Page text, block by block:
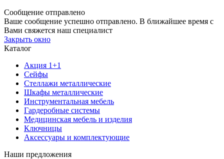
Сообщение отправлено
Ваше сообщение успешно отправлено. В ближайшее время с
Вами свяжется наш специалист
Закрыть окно
Каталог
Акция 1+1
Сейфы
Стеллажи металлические
Шкафы металлические
Инструментальная мебель
Гардеробные системы
Медицинская мебель и изделия
Ключницы
Аксессуары и комплектующие
Наши предложения